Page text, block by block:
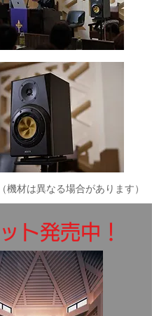
機材は異なる場合があります）
ト発売中！